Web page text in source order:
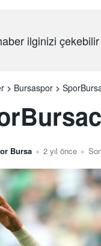
ilginizi çekebilir
Bursaspor
Bursa 2 yıl önce